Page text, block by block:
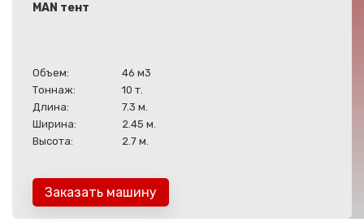
MAN тент
Объем:
46 м3
Тоннаж:
10 т.
Длина:
7.3 м.
Ширина:
2.45 м.
Высота:
2.7 м.
Заказать машину